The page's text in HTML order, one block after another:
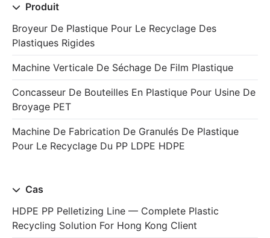
Produit
Broyeur De Plastique Pour Le Recyclage Des
Plastiques Rigides
Machine Verticale De Séchage De Film Plastique
Concasseur De Bouteilles En Plastique Pour Usine De
Broyage PET
Machine De Fabrication De Granulés De Plastique
Pour Le Recyclage Du PP LDPE HDPE
Cas
HDPE PP Pelletizing Line — Complete Plastic
Recycling Solution For Hong Kong Client